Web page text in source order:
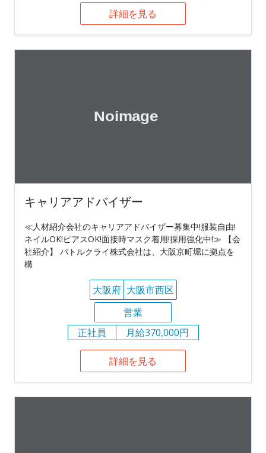
詳細を見る
キャリアアドバイザー
≪人材紹介会社のキャリアアドバイザー募集中!服装自由!
ネイルOK!ピアスOK!面接時マスク着用!採用強化中!≫ 【会
社紹介】 バトルクライ株式会社は、大阪京町堀に拠点を
構
大阪府 大阪市西区
営業
正社員
月給370,000円
詳細を見る